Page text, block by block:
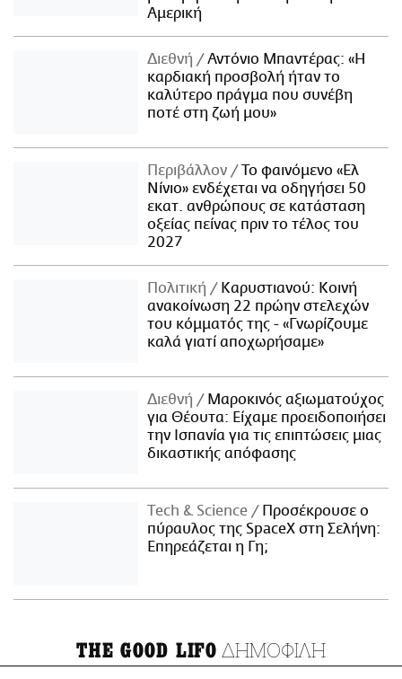
Αμερική
Διεθνή
Αντόνιο Μπαντέρας: «Η
καρδιακή προσβολή ήταν το
καλύτερο πράγμα που συνέβη
ποτέ στη ζωή μου»
Περιβάλλον
Το φαινόμενο «Ελ
Νίνιο» ενδέχεται να οδηγήσει 50
εκατ. ανθρώπους σε κατάσταση
οξείας πείνας πριν το τέλος του
2027
Πολιτική
Καρυστιανού: Κοινή
ανακοίνωση 22 πρώην στελεχών
του κόμματός της - «Γνωρίζουμε
καλά γιατί αποχωρήσαμε»
Διεθνή
Μαροκινός αξιωματούχος
για Θέουτα: Είχαμε προειδοποιήσει
την Ισπανία για τις επιπτώσεις μιας
δικαστικής απόφασης
Τech & Science
Προσέκρουσε ο
πύραυλος της SpaceX στη Σελήνη:
Επηρεάζεται η Γη;
THE GOOD LIFO ΔΗΜΟΦΙΛΗ